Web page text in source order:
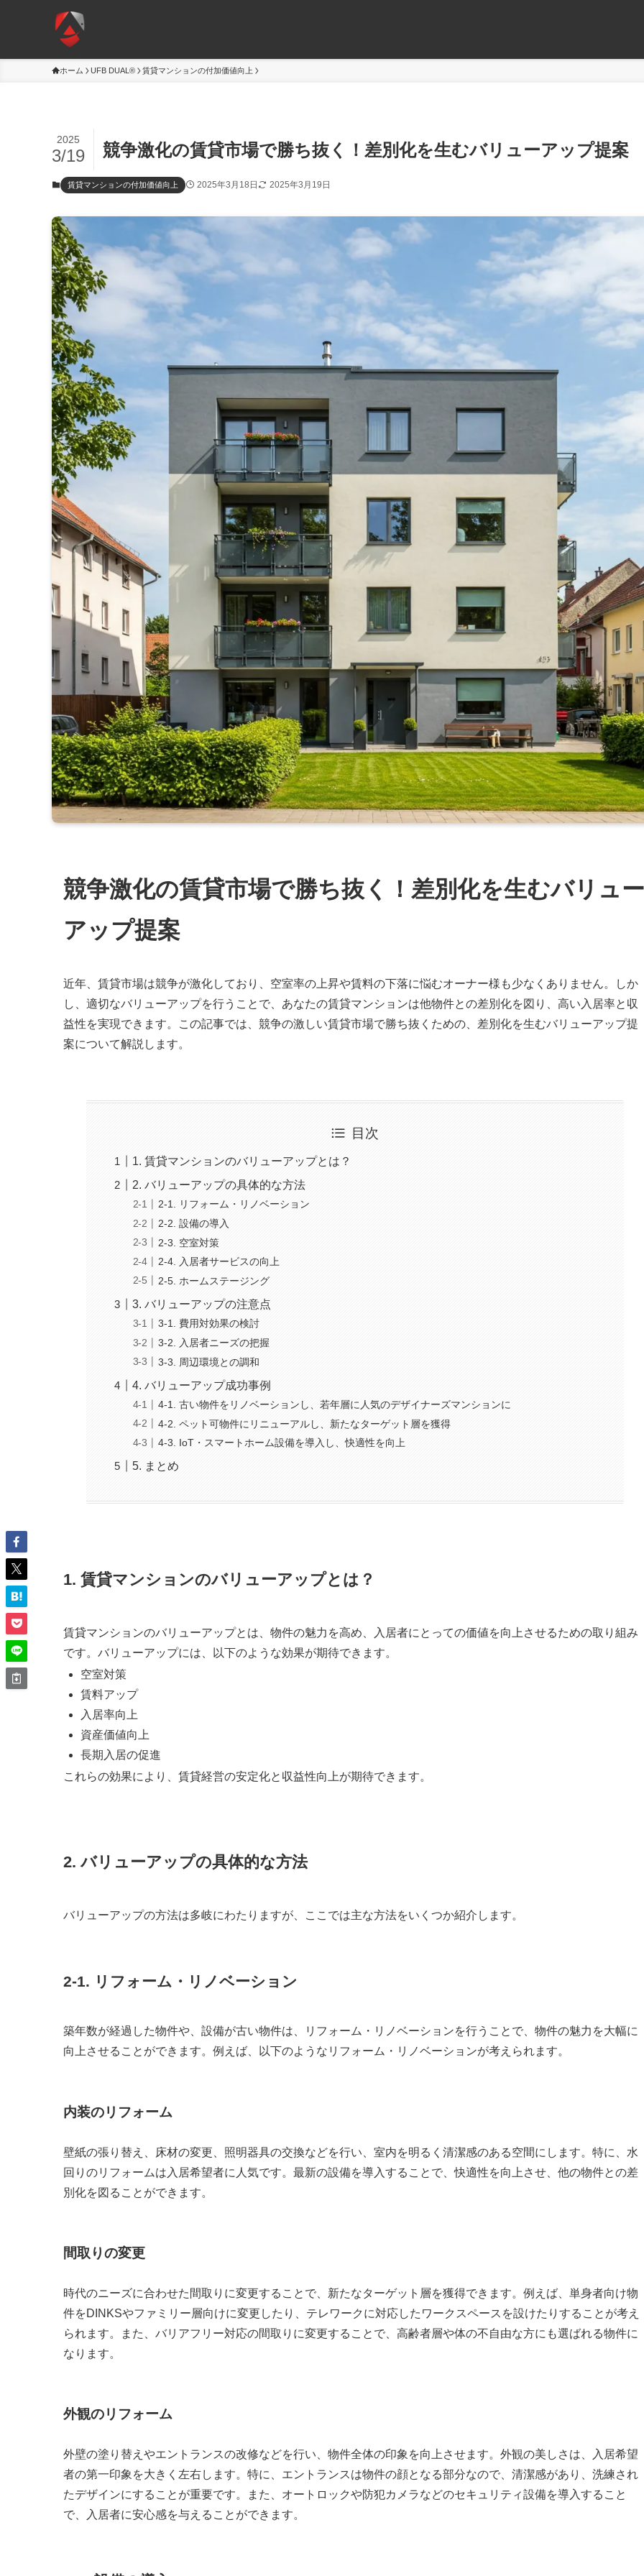
ホーム UFB DUAL® 賃貸マンションの付加価値向上
競争激化の賃貸市場で勝ち抜く！差別化を生むバリューアップ提案
2025
3/19
賃貸マンションの付加価値向上 2025年3月18日 2025年3月19日
競争激化の賃貸市場で勝ち抜く！差別化を生むバリュー
アップ提案
近年、賃貸市場は競争が激化しており、空室率の上昇や賃料の下落に悩むオーナー様も少なくありません。しか
し、適切なバリューアップを行うことで、あなたの賃貸マンションは他物件との差別化を図り、高い入居率と収
益性を実現できます。この記事では、競争の激しい賃貸市場で勝ち抜くための、差別化を生むバリューアップ提
案について解説します。
目次
1. 賃貸マンションのバリューアップとは？
2. バリューアップの具体的な方法
2-1. リフォーム・リノベーション
2-2. 設備の導入
2-3. 空室対策
2-4. 入居者サービスの向上
2-5. ホームステージング
3. バリューアップの注意点
3-1. 費用対効果の検討
3-2. 入居者ニーズの把握
3-3. 周辺環境との調和
4. バリューアップ成功事例
4-1. 古い物件をリノベーションし、若年層に人気のデザイナーズマンションに
4-2. ペット可物件にリニューアルし、新たなターゲット層を獲得
4-3. IoT・スマートホーム設備を導入し、快適性を向上
5. まとめ
1. 賃貸マンションのバリューアップとは？
賃貸マンションのバリューアップとは、物件の魅力を高め、入居者にとっての価値を向上させるための取り組み
です。バリューアップには、以下のような効果が期待できます。
空室対策
賃料アップ
入居率向上
資産価値向上
長期入居の促進
これらの効果により、賃貸経営の安定化と収益性向上が期待できます。
2. バリューアップの具体的な方法
バリューアップの方法は多岐にわたりますが、ここでは主な方法をいくつか紹介します。
2-1. リフォーム・リノベーション
築年数が経過した物件や、設備が古い物件は、リフォーム・リノベーションを行うことで、物件の魅力を大幅に
向上させることができます。例えば、以下のようなリフォーム・リノベーションが考えられます。
内装のリフォーム
壁紙の張り替え、床材の変更、照明器具の交換などを行い、室内を明るく清潔感のある空間にします。特に、水
回りのリフォームは入居希望者に人気です。最新の設備を導入することで、快適性を向上させ、他の物件との差
別化を図ることができます。
間取りの変更
時代のニーズに合わせた間取りに変更することで、新たなターゲット層を獲得できます。例えば、単身者向け物
件をDINKSやファミリー層向けに変更したり、テレワークに対応したワークスペースを設けたりすることが考え
られます。また、バリアフリー対応の間取りに変更することで、高齢者層や体の不自由な方にも選ばれる物件に
なります。
外観のリフォーム
外壁の塗り替えやエントランスの改修などを行い、物件全体の印象を向上させます。外観の美しさは、入居希望
者の第一印象を大きく左右します。特に、エントランスは物件の顔となる部分なので、清潔感があり、洗練され
たデザインにすることが重要です。また、オートロックや防犯カメラなどのセキュリティ設備を導入すること
で、入居者に安心感を与えることができます。